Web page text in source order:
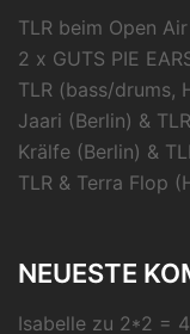
TLR beim Open Air
2 x GUTS PIE
TLR (bass/drums,
Jaari (Berlin) &
Krälfe (Berlin) &
TLR & Terra Flop
NEUESTE
Isabelle zu 2*2 = 4